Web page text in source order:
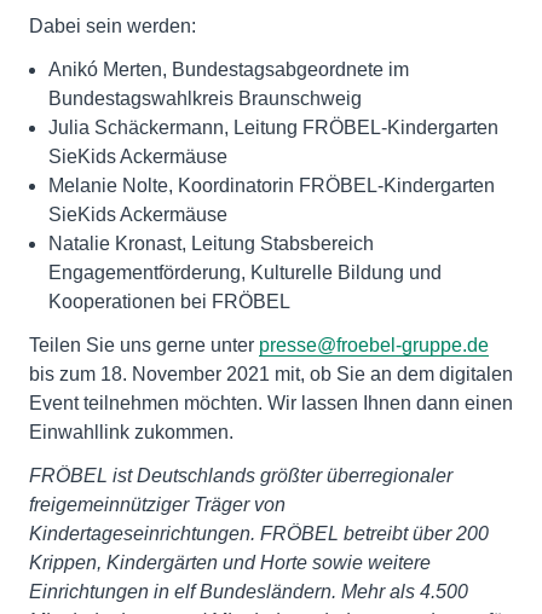
Dabei sein werden:
Anikó Merten, Bundestagsabgeordnete im
Bundestagswahlkreis Braunschweig
Julia Schäckermann, Leitung FRÖBEL-Kindergarten
SieKids Ackermäuse
Melanie Nolte, Koordinatorin FRÖBEL-Kindergarten
SieKids Ackermäuse
Natalie Kronast, Leitung Stabsbereich
Engagementförderung, Kulturelle Bildung und
Kooperationen bei FRÖBEL
Teilen Sie uns gerne unter presse@froebel-gruppe.de
bis zum 18. November 2021 mit, ob Sie an dem digitalen
Event teilnehmen möchten. Wir lassen Ihnen dann einen
Einwahllink zukommen.
FRÖBEL ist Deutschlands größter überregionaler
freigemeinnütziger Träger von
Kindertageseinrichtungen. FRÖBEL betreibt über 200
Krippen, Kindergärten und Horte sowie weitere
Einrichtungen in elf Bundesländern. Mehr als 4.500